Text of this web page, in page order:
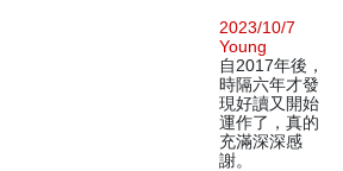
2023/10/7
Young
自2017年後，
時隔六年才發
現好讀又開始
運作了，真的
充滿深深感
謝。